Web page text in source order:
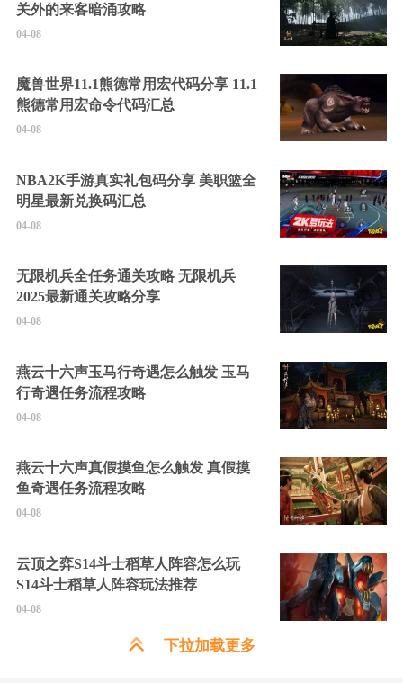
关外的来客暗涌攻略
04-08
魔兽世界11.1熊德常用宏代码分享 11.1
熊德常用宏命令代码汇总
04-08
NBA2K手游真实礼包码分享 美职篮全
明星最新兑换码汇总
04-08
无限机兵全任务通关攻略 无限机兵
2025最新通关攻略分享
04-08
燕云十六声玉马行奇遇怎么触发 玉马
行奇遇任务流程攻略
04-08
燕云十六声真假摸鱼怎么触发 真假摸
鱼奇遇任务流程攻略
04-08
云顶之弈S14斗士稻草人阵容怎么玩
S14斗士稻草人阵容玩法推荐
04-08
下拉加载更多